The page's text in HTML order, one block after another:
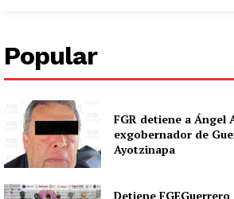
Popular
FGR detiene a Ángel
exgobernador de
Ayotzinapa
Detiene